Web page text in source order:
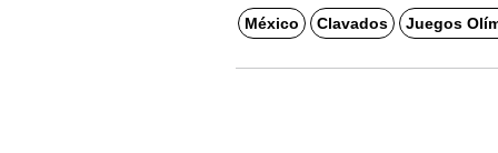
México Clavados Juegos